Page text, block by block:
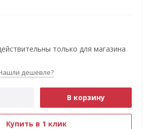
только для магазина
дешевле?
В корзину
Купить в 1 клик